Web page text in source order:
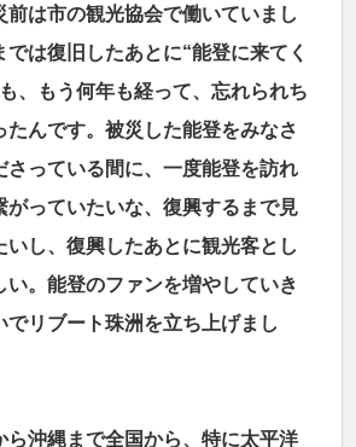
前は市の観光協会で働いていまし
では復旧したあとに“能登に来てく
、もう何年も経って、忘れられち
んです。被災した能登をみなさ
さっている間に、一度能登を訪れ
がっていたいな、復興するまで見
いし、復興したあとに観光客とし
い。能登のファンを増やしていき
でリブート珠洲を立ち上げまし
ら沖縄まで全国から、特に太平洋